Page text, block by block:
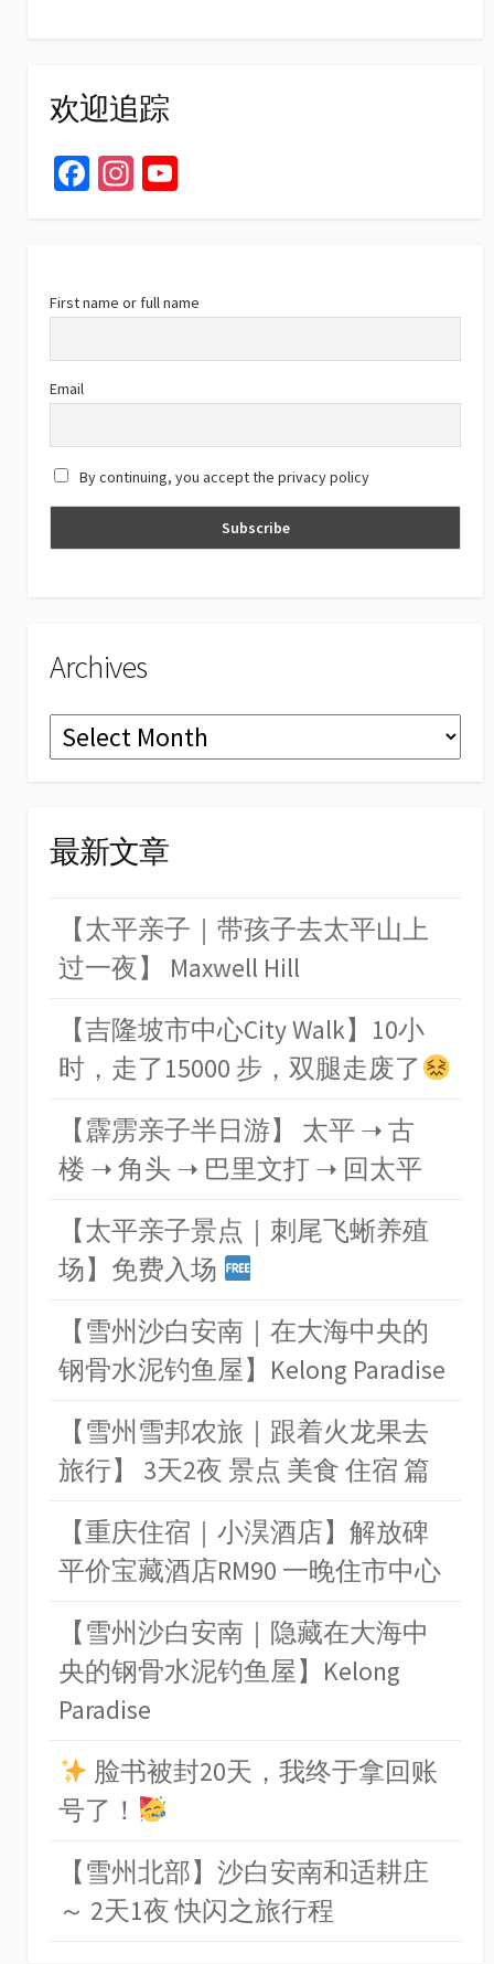
欢迎追踪
Fa
o
k
In
m b
e
a
n
el
First name or full name
Email
By continuing, you accept the privacy policy
Archives
Archives
最新文章
【太平亲子｜带孩子去太平山上
过一夜】 Maxwell Hill
【吉隆坡市中心City Walk】10小
时，走了15000 步，双腿走废了
【霹雳亲子半日游】 太平 ➝ 古
楼 ➝ 角头 ➝ 巴里文打 ➝ 回太平
【太平亲子景点｜刺尾飞蜥养殖
场】免费入场
【雪州沙白安南｜在大海中央的
钢骨水泥钓鱼屋】Kelong Paradise
【雪州雪邦农旅｜跟着火龙果去
旅行】 3天2夜 景点 美食 住宿 篇
【重庆住宿｜小淏酒店】解放碑
平价宝藏酒店RM90 一晚住市中心
【雪州沙白安南｜隐藏在大海中
央的钢骨水泥钓鱼屋】Kelong
Paradise
脸书被封20天，我终于拿回账
号了！
【雪州北部】沙白安南和适耕庄
～ 2天1夜 快闪之旅行程